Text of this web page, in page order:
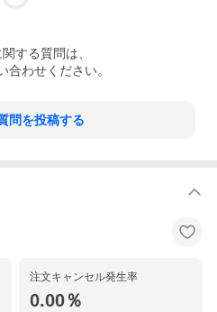
関する質問は、
合わせください。
問を投稿する
注文キャンセル発生率
0.00％